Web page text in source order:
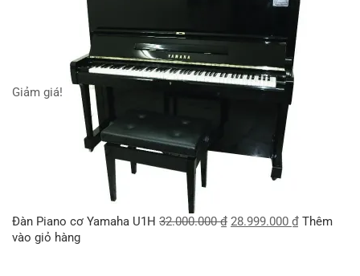
Giảm giá!
Đàn Piano cơ Yamaha U1H 32.000.000₫ 28.999.000 ₫ Thêm
vào giỏ hàng